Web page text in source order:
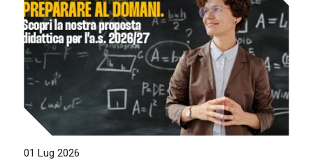
01 Lug 2026